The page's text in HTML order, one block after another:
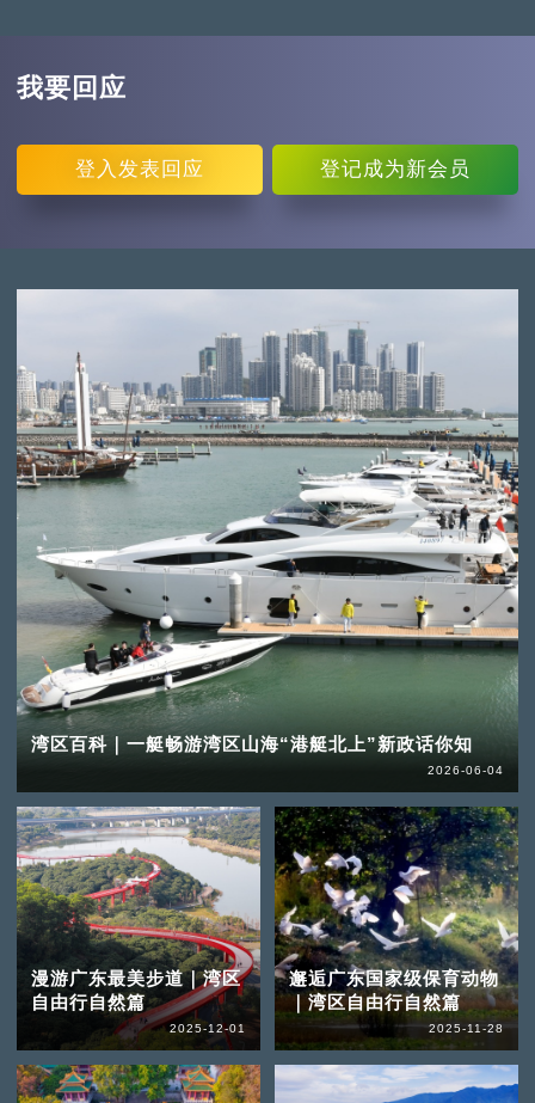
我要回应
登入 发表回应 登记成为新会员
湾区百科｜一艇畅游湾区山海“港艇北上”新政话你知
2026-06-04
漫游广东最美步道｜湾区
自由行自然篇
2025-12-01
邂逅广东国家级保育动物
｜湾区自由行自然篇
2025-11-28